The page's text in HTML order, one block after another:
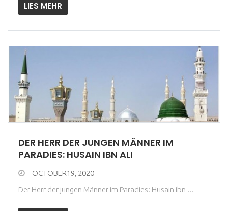
LIES MEHR
DER HERR DER JUNGEN MÄNNER IM
PARADIES: HUSAIN IBN ALI
OCTOBER19, 2020
Der Herr der jungen Männer im Paradies: Husain ibn ...